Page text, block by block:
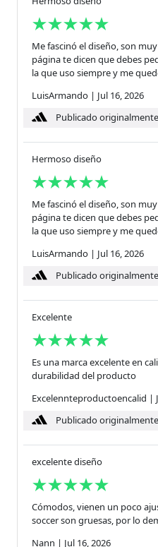
Me fascinó el diseño, son
página te dicen que debes
la que uso siempre y me
LuisArmando | Jul 16, 2026
Publicado
Hermoso diseño
Me fascinó el diseño, son
página te dicen que debes
la que uso siempre y me
LuisArmando | Jul 16, 2026
Publicado
Excelente
Es una marca excelente en
durabilidad del producto
Excelennteproductoencalid |
Publicado
excelente diseño
Cómodos, vienen un poco
soccer son gruesas, por lo
Nann | Jul 16, 2026